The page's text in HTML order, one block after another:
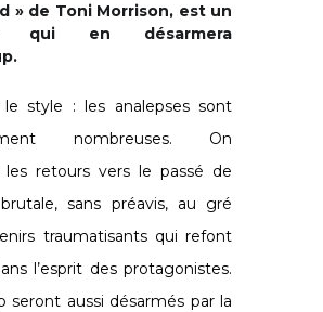
» de Toni Morrison, est un
qui en désarmera
le style : les analepses sont
nombreuses. On
les retours vers le passé de
sans préavis, au gré
traumatisants qui refont
l’esprit des protagonistes.
seront aussi désarmés par la